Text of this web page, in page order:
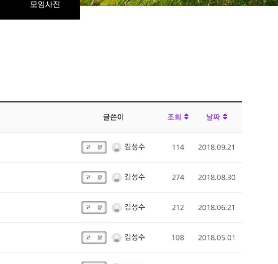
모임사진
글쓴이 조회 날짜
김성수 114 2018.09.21
김성수 274 2018.08.30
김성수 212 2018.06.21
김성수 108 2018.05.01